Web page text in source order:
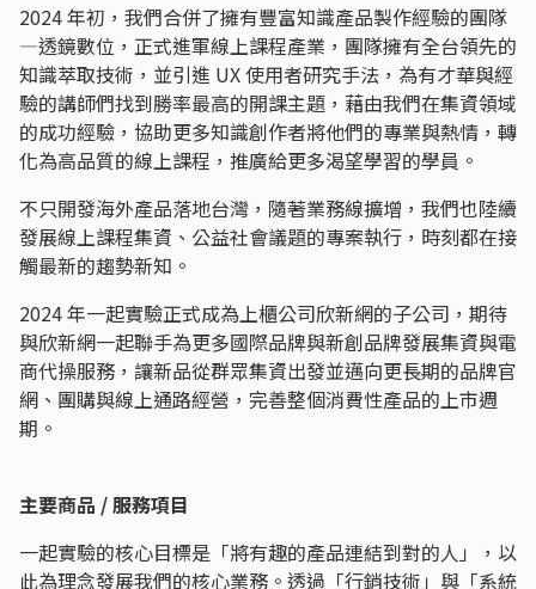
2024 年初，我們合併了擁有豐富知識產品製作經驗的團隊
—透鏡數位，正式進軍線上課程產業，團隊擁有全台領先的
知識萃取技術，並引進 UX 使用者研究手法，為有才華與經
驗的講師們找到勝率最高的開課主題，藉由我們在集資領域
的成功經驗，協助更多知識創作者將他們的專業與熱情，轉
化為高品質的線上課程，推廣給更多渴望學習的學員。
不只開發海外產品落地台灣，隨著業務線擴增，我們也陸續
發展線上課程集資、公益社會議題的專案執行，時刻都在接
觸最新的趨勢新知。
2024 年一起實驗正式成為上櫃公司欣新網的子公司，期待
與欣新網一起聯手為更多國際品牌與新創品牌發展集資與電
商代操服務，讓新品從群眾集資出發並邁向更長期的品牌官
網、團購與線上通路經營，完善整個消費性產品的上市週
期。
主要商品 / 服務項目
一起實驗的核心目標是「將有趣的產品連結到對的人」，以
此為理念發展我們的核心業務。透過「行銷技術」與「系統